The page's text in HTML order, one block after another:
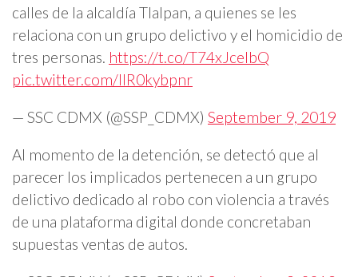
calles de la alcaldía Tlalpan, a quienes se les
relaciona con un grupo delictivo y el homicidio de
tres personas. https://t.co/T74xJceIbQ
pic.twitter.com/IIR0kybpnr
— SSC CDMX (@SSP_CDMX) September 9, 2019
Al momento de la detención, se detectó que al
parecer los implicados pertenecen a un grupo
delictivo dedicado al robo con violencia a través
de una plataforma digital donde concretaban
supuestas ventas de autos.